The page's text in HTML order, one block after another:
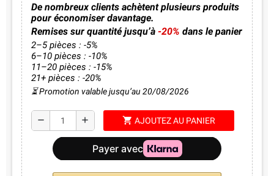
De nombreux clients achètent plusieurs produits
pour économiser davantage.
Remises sur quantité jusqu’à-20% dans le panier
2–5 pièces : -5%
6–10 pièces : -10%
11–20 pièces : -15%
21+ pièces : -20%
⏳ Promotion valable jusqu’au 20/08/2026
remove add shopping_cart AJOUTEZ AU PANIER